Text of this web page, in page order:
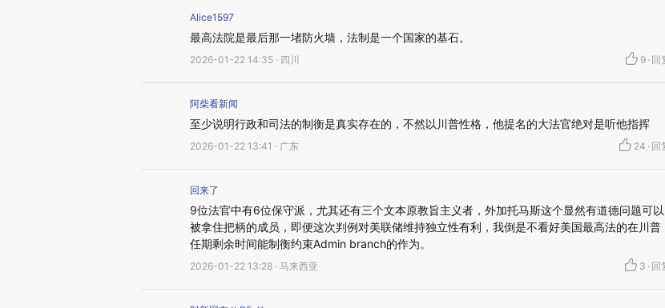
Alice1597
最高法院是最后那一堵防火墙，法制是一个国家的基石。
2026-01-22 14:35 · 四川 9 · 回
阿柴看新闻
至少说明行政和司法的制衡是真实存在的，不然以川普性格，他提名的大法官绝对是听他指挥
2026-01-22 13:41 · 广东 24 · 回
回来了
9位法官中有6位保守派，尤其还有三个文本原教旨主义者，外加托马斯这个显然有道德问题可以
被拿住把柄的成员，即便这次判例对美联储维持独立性有利，我倒是不看好美国最高法的在川普
任期剩余时间能制衡约束Admin branch的作为。
2026-01-22 13:28 · 马来西亚 3 · 回